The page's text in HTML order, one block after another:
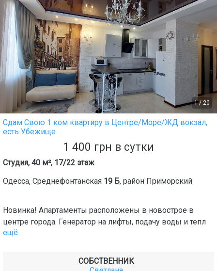
1/ 20
Сдам Свою 1 ком квартиру в Центре/Море/ЖД вокзал,
есть Убежище
1 400 грн в сутки
Студия, 40 м², 17/22 этаж
Одесса, Среднефонтанская 19 Б, район Приморский
Новинка! Апартаменты расположены в новострое в
центре города. Генератор на лифты, подачу воды и тепл
ещё
СОБСТВЕННИК